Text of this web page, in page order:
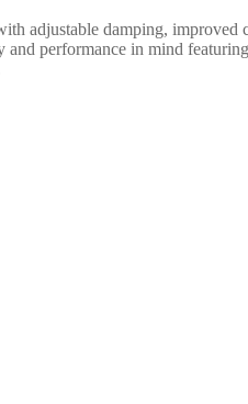
adjustable damping,
performance in mind